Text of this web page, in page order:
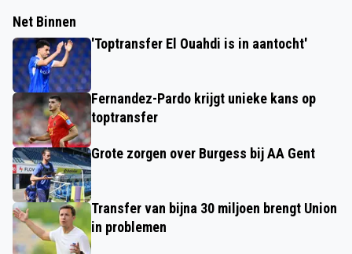
Net Binnen
'Toptransfer El Ouahdi is in aantocht'
Fernandez-Pardo krijgt unieke kans op
toptransfer
Grote zorgen over Burgess bij AA Gent
Transfer van bijna 30 miljoen brengt Union
in problemen